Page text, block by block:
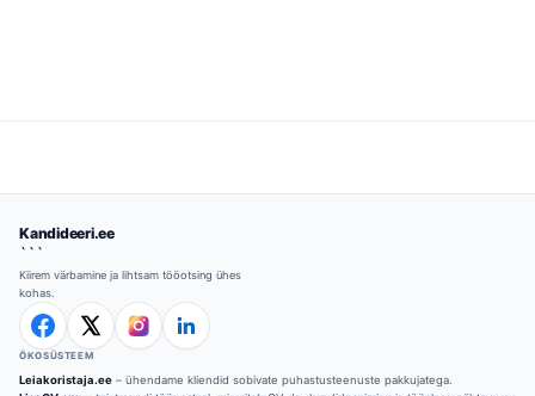
Kandideeri.ee
```
Kiirem värbamine ja lihtsam tööotsing ühes
kohas.
ÖKOSÜSTEEM
Leiakoristaja.ee – ühendame kliendid sobivate puhastusteenuste pakkujatega.